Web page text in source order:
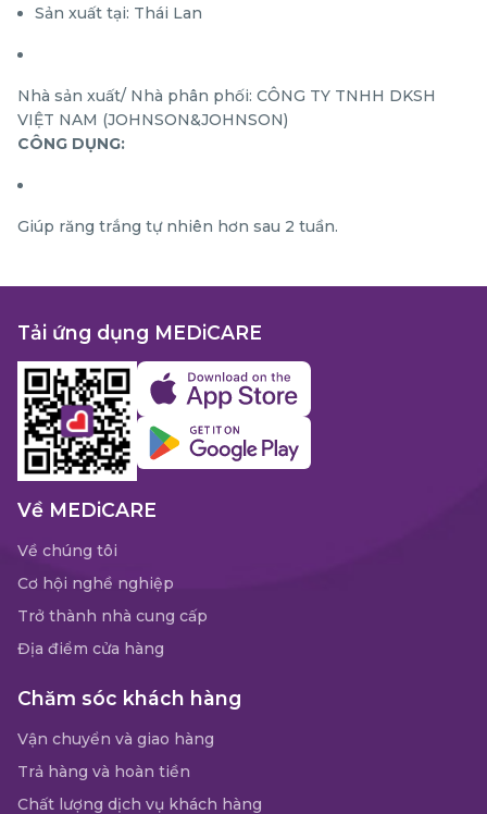
Sản xuất tại: Thái Lan
Nhà sản xuất/ Nhà phân phối: CÔNG TY TNHH DKSH
VIỆT NAM (JOHNSON&JOHNSON)
CÔNG DỤNG:
Giúp răng trắng tự nhiên hơn sau 2 tuần.
Tải ứng dụng MEDiCARE
Về MEDiCARE
Về chúng tôi
Cơ hội nghề nghiệp
Trở thành nhà cung cấp
Địa điểm cửa hàng
Chăm sóc khách hàng
Vận chuyển và giao hàng
Trả hàng và hoàn tiền
Chất lượng dịch vụ khách hàng